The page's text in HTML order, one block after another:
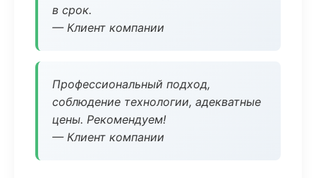
в срок.
— Клиент компании
Профессиональный подход,
соблюдение технологии, адекватные
цены. Рекомендуем!
— Клиент компании